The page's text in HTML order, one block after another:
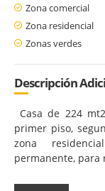
Zona comercial
Zona residencial
Zonas verdes
Descripción
Casa de 224
primer piso,
zona
permanente, para